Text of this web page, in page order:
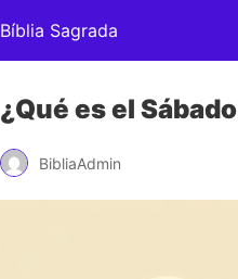
Bíblia Sagrada
¿Qué es el
BibliaAdmin